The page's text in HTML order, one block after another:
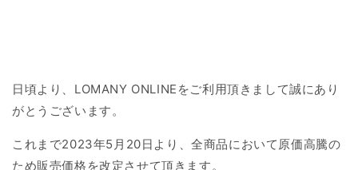
日頃より、LOMANY ONLINEをご利用頂きまして誠にあり
がとうございます。
これまで2023年5月20日より、全商品において原価高騰の
ため販売価格を改定させて頂きます。